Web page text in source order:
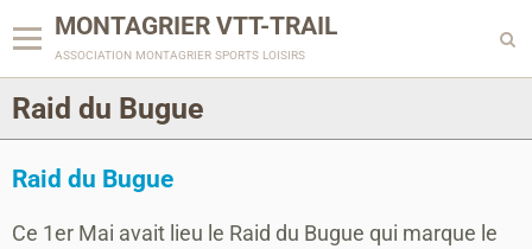
MONTAGRIER VTT-TRAIL
association montagrier sports loisirs
Raid du Bugue
Raid du Bugue
Ce 1er Mai avait lieu le Raid du Bugue qui marque le